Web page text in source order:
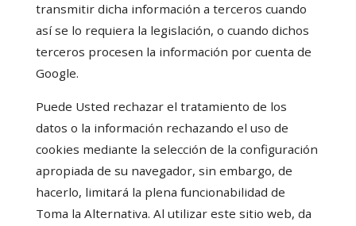
transmitir dicha información a terceros cuando
así se lo requiera la legislación, o cuando dichos
terceros procesen la información por cuenta de
Google.
Puede Usted rechazar el tratamiento de los
datos o la información rechazando el uso de
cookies mediante la selección de la configuración
apropiada de su navegador, sin embargo, de
hacerlo, limitará la plena funcionabilidad de
Toma la Alternativa. Al utilizar este sitio web, da